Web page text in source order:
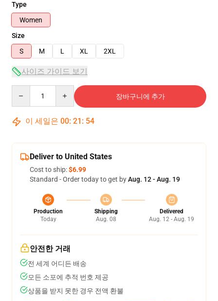
Type
Women
Size
S
M L XL 2XL
사이즈 가이드 보기
장바구니에 추가
이 세일은 00: 21 : 54
Deliver to United States
Cost to ship:$6.99
Standard - Order today to get byAug. 12 - Aug. 19
Production
Today
Shipping
Aug. 08
Delivered
Aug. 12 - Aug. 19
안전한 거래
전 세계 어디든 배송
모든 소포에 추적 번호 제공
상품을 받지 못한 경우 전액 환불